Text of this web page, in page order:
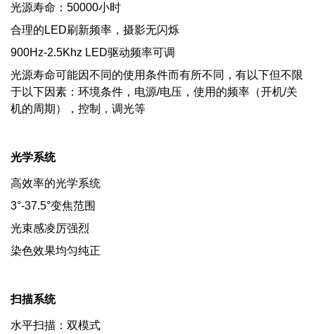
光源寿命：50000小时
合理的LED刷新频率，摄影无闪烁
900Hz-2.5Khz LED驱动频率可调
光源寿命可能因不同的使用条件而有所不同，有以下但不限
于以下因素：环境条件，电源/电压，使用的频率（开机/关
机的周期），控制，调光等
光学系统
高效率的光学系统
3°-37.5°变焦范围
光束感凌厉强烈
染色效果均匀纯正
扫描系统
水平扫描：双模式